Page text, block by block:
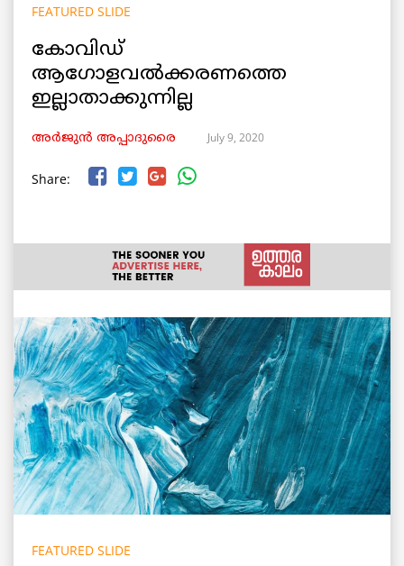
FEATURED SLIDE
കോവിഡ്
ആഗോളവൽക്കരണത്തെ
ഇല്ലാതാക്കുന്നില്ല
അർജുൻ അപ്പാദുരൈ July 9, 2020
Share:
FEATURED SLIDE